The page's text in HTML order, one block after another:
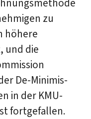
zu
höhere
und die
De-Minimis-
in der KMU-
fortgefallen.